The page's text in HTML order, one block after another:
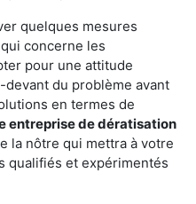
quelques mesures
concerne les
pour une attitude
devant du problème avant
en termes de
entreprise de dératisation
la nôtre qui mettra à votre
qualifiés et expérimentés